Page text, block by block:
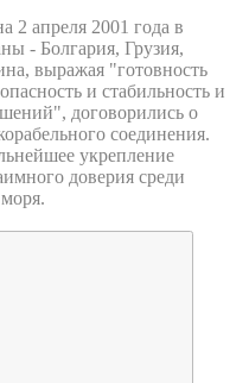
апреля 2001 года в
- Болгария, Грузия,
выражая "готовность
и стабильность и
договорились о
соединения.
укрепление
доверия среди